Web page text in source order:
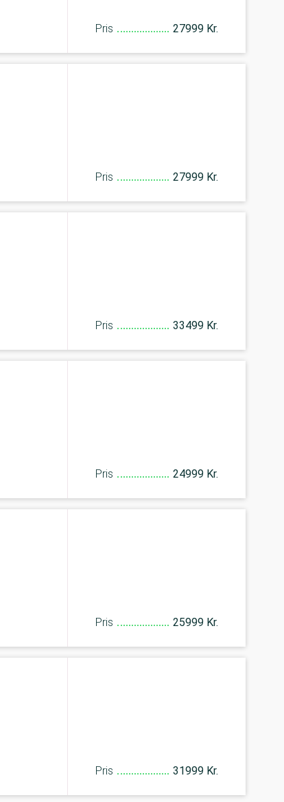
Pris 27999 Kr.
Pris 27999 Kr.
Pris 33499 Kr.
Pris 24999 Kr.
Pris 25999 Kr.
Pris 31999 Kr.